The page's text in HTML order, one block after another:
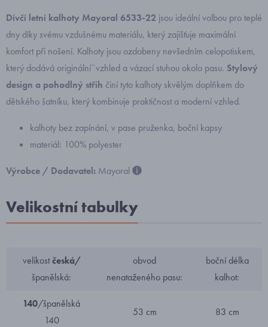
Dívčí letní kalhoty Mayoral 6533-22 jsou ideální volbou pro teplé
dny díky svému vzdušnému materiálu, který zajišťuje maximální
komfort při nošení. Kalhoty jsou ozdobeny nevšedním celopotiskem,
který dodává originální¨vzhled a vázací stuhou okolo pasu. Stylový
design a pohodlný střih činí tyto kalhoty skvělým doplňkem do
dětského šatníku, který kombinuje praktičnost a moderní vzhled.
kalhoty bez zapínání, v pase pruženka, boční kapsy
materiál: 100% polyester
Výrobce / Dodavatel: Mayoral
Velikostní tabulky
velikostčeská/
španělská:
obvod
nenataženého pasu:
boční délka
kalhot:
140/španělská
140
53 cm 83 cm